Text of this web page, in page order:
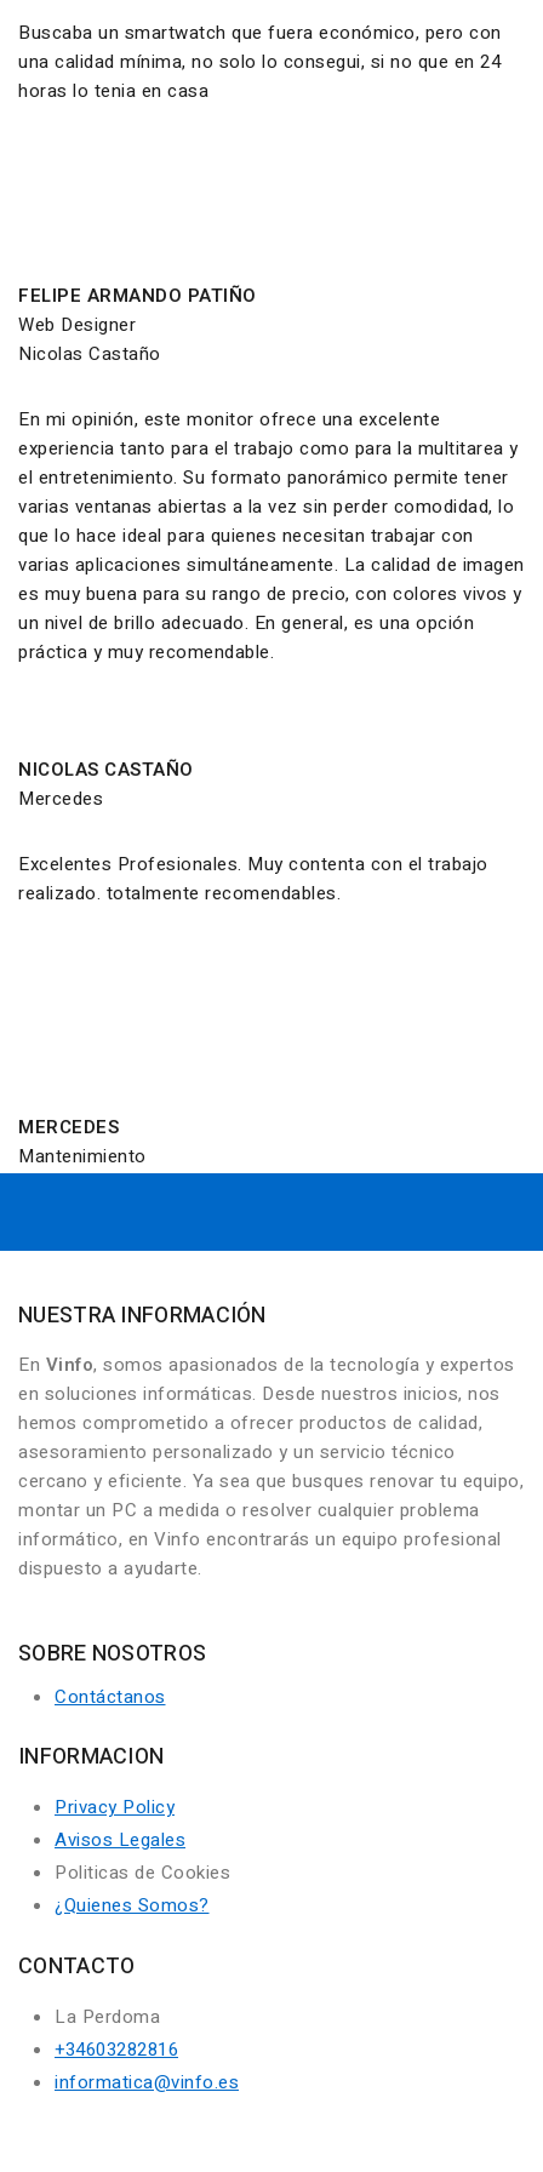
Buscaba un smartwatch que fuera económico, pero con
una calidad mínima, no solo lo consegui, si no que en 24
horas lo tenia en casa
FELIPE ARMANDO PATIÑO
Web Designer
Nicolas Castaño
En mi opinión, este monitor ofrece una excelente
experiencia tanto para el trabajo como para la multitarea y
el entretenimiento. Su formato panorámico permite tener
varias ventanas abiertas a la vez sin perder comodidad, lo
que lo hace ideal para quienes necesitan trabajar con
varias aplicaciones simultáneamente. La calidad de imagen
es muy buena para su rango de precio, con colores vivos y
un nivel de brillo adecuado. En general, es una opción
práctica y muy recomendable.
NICOLAS CASTAÑO
Mercedes
Excelentes Profesionales. Muy contenta con el trabajo
realizado. totalmente recomendables.
MERCEDES
Mantenimiento
NUESTRA INFORMACIÓN
En Vinfo, somos apasionados de la tecnología y expertos
en soluciones informáticas. Desde nuestros inicios, nos
hemos comprometido a ofrecer productos de calidad,
asesoramiento personalizado y un servicio técnico
cercano y eficiente. Ya sea que busques renovar tu equipo,
montar un PC a medida o resolver cualquier problema
informático, en Vinfo encontrarás un equipo profesional
dispuesto a ayudarte.
SOBRE NOSOTROS
Contáctanos
INFORMACION
Privacy Policy
Avisos Legales
Politicas de Cookies
¿Quienes Somos?
CONTACTO
La Perdoma
+34603282816
informatica@vinfo.es